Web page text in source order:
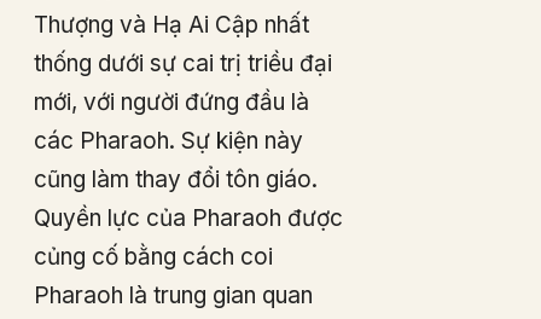
Thượng và Hạ Ai Cập nhất
thống dưới sự cai trị triều đại
mới, với người đứng đầu là
các Pharaoh. Sự kiện này
cũng làm thay đổi tôn giáo.
Quyền lực của Pharaoh được
củng cố bằng cách coi
Pharaoh là trung gian quan